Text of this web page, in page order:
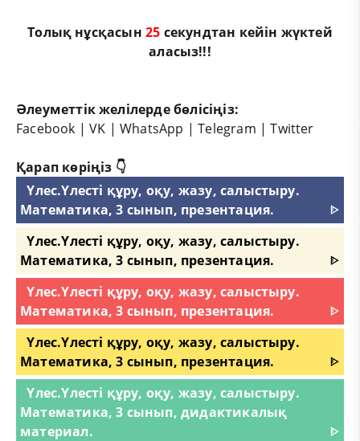
Толық нұсқасын25 секундтан кейін жүктей
аласыз!!!
Әлеуметтік желілерде бөлісіңіз:
Facebook |VK |WhatsApp |Telegram |Twitter
Қарап көріңіз 👇
Үлес.Үлесті құру, оқу, жазу, салыстыру.
Математика, 3 сынып, презентация.
ᐈ
Үлес.Үлесті құру, оқу, жазу, салыстыру.
Математика, 3 сынып, презентация.
ᐈ
Үлес.Үлесті құру, оқу, жазу, салыстыру.
Математика, 3 сынып, презентация.
ᐈ
Үлес.Үлесті құру, оқу, жазу, салыстыру.
Математика, 3 сынып, презентация.
ᐈ
Үлес.Үлесті құру, оқу, жазу, салыстыру.
Математика, 3 сынып, дидактикалық
материал.
ᐈ